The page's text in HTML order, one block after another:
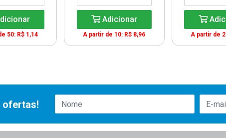
50: R$ 1,14
Adicionar
A partir de 10: R$ 8,96 A partir de
ofertas!